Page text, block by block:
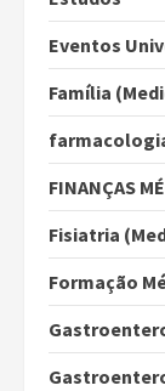
Eventos
Família
FINANÇAS
Fisiatria
Formação